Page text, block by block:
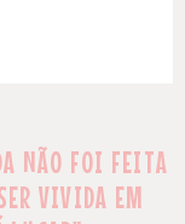
NÃO FOI FEITA
VIVIDA EM